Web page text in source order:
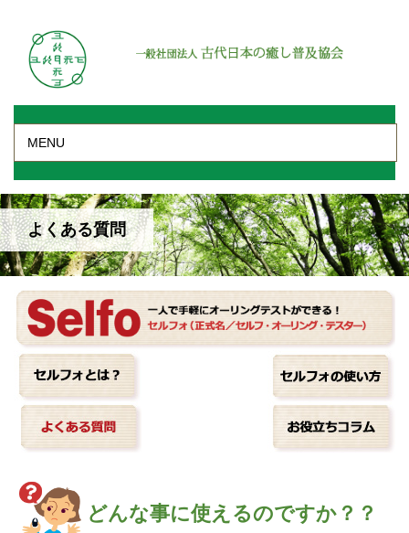
MENU
よくある質問
どんな事に使えるのですか？？